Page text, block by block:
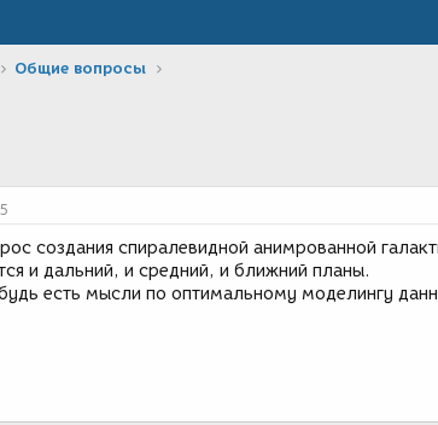
Общие вопросы
создания спиралевидной анимрованной
и дальний, и средний, и ближний планы.
есть мысли по оптимальному моделингу